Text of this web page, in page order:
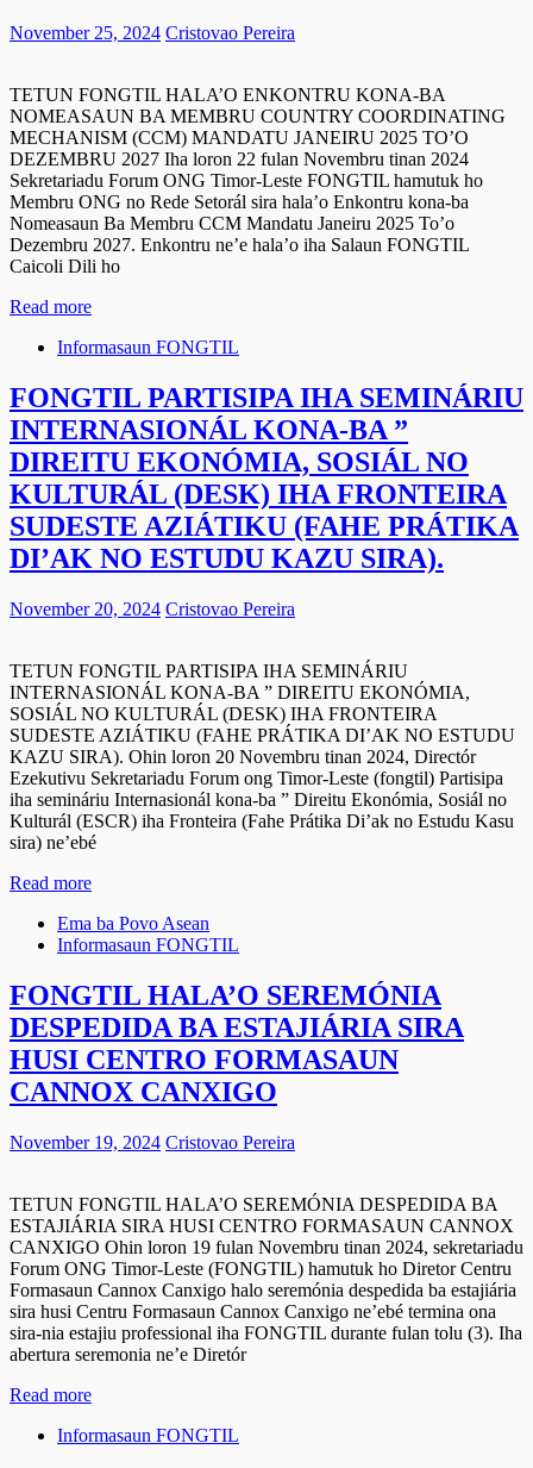
November 25, 2024 Cristovao Pereira
TETUN FONGTIL HALA’O ENKONTRU KONA-BA
NOMEASAUN BA MEMBRU COUNTRY COORDINATING
MECHANISM (CCM) MANDATU JANEIRU 2025 TO’O
DEZEMBRU 2027 Iha loron 22 fulan Novembru tinan 2024
Sekretariadu Forum ONG Timor-Leste FONGTIL hamutuk ho
Membru ONG no Rede Setorál sira hala’o Enkontru kona-ba
Nomeasaun Ba Membru CCM Mandatu Janeiru 2025 To’o
Dezembru 2027. Enkontru ne’e hala’o iha Salaun FONGTIL
Caicoli Dili ho
Read more
Informasaun FONGTIL
FONGTIL PARTISIPA IHA SEMINÁRIU
INTERNASIONÁL KONA-BA ”
DIREITU EKONÓMIA, SOSIÁL NO
KULTURÁL (DESK) IHA FRONTEIRA
SUDESTE AZIÁTIKU (FAHE PRÁTIKA
DI’AK NO ESTUDU KAZU SIRA).
November 20, 2024 Cristovao Pereira
TETUN FONGTIL PARTISIPA IHA SEMINÁRIU
INTERNASIONÁL KONA-BA ” DIREITU EKONÓMIA,
SOSIÁL NO KULTURÁL (DESK) IHA FRONTEIRA
SUDESTE AZIÁTIKU (FAHE PRÁTIKA DI’AK NO ESTUDU
KAZU SIRA). Ohin loron 20 Novembru tinan 2024, Directór
Ezekutivu Sekretariadu Forum ong Timor-Leste (fongtil) Partisipa
iha semináriu Internasionál kona-ba ” Direitu Ekonómia, Sosiál no
Kulturál (ESCR) iha Fronteira (Fahe Prátika Di’ak no Estudu Kasu
sira) ne’ebé
Read more
Ema ba Povo Asean
Informasaun FONGTIL
FONGTIL HALA’O SEREMÓNIA
DESPEDIDA BA ESTAJIÁRIA SIRA
HUSI CENTRO FORMASAUN
CANNOX CANXIGO
November 19, 2024 Cristovao Pereira
TETUN FONGTIL HALA’O SEREMÓNIA DESPEDIDA BA
ESTAJIÁRIA SIRA HUSI CENTRO FORMASAUN CANNOX
CANXIGO Ohin loron 19 fulan Novembru tinan 2024, sekretariadu
Forum ONG Timor-Leste (FONGTIL) hamutuk ho Diretor Centru
Formasaun Cannox Canxigo halo seremónia despedida ba estajiária
sira husi Centru Formasaun Cannox Canxigo ne’ebé termina ona
sira-nia estajiu professional iha FONGTIL durante fulan tolu (3). Iha
abertura seremonia ne’e Diretór
Read more
Informasaun FONGTIL